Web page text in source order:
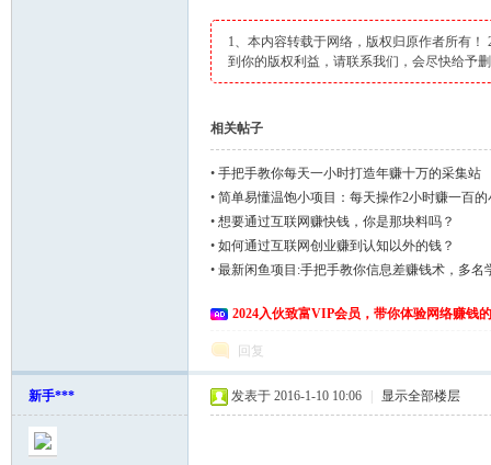
1、本内容转载于网络，版权归原作者所有
到你的版权利益，请联系我们，会尽快给予
相关帖子
• 手把手教你每天一小时打造年赚十万的采集站
• 简单易懂温饱小项目：每天操作2小时赚一百的
• 想要通过互联网赚快钱，你是那块料吗？
• 如何通过互联网创业赚到认知以外的钱？
• 最新闲鱼项目:手把手教你信息差赚钱术，多名
2024入伙致富VIP会员，带你体验网络赚钱
回复
新手*** 发表于 2016-1-10 10:06 显示全部楼层